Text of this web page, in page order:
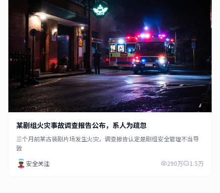
某剧组火灾事故调查报告公布，系人为疏忽
三个月前某古装剧片场发生火灾，调查报告认定是剧组安全管理不当导
致
安全关注
290万 1.5万